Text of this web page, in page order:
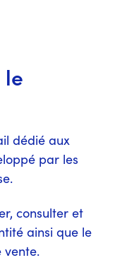
le
dédié aux
par les
consulter et
ainsi que le
vente.